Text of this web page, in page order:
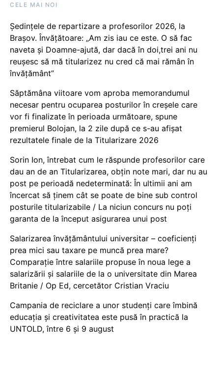
CELE MAI NOI
Ședințele de repartizare a profesorilor 2026, la
Brașov. Învățătoare: „Am zis iau ce este. O să fac
naveta și Doamne-ajută, dar dacă în doi,trei ani nu
reușesc să mă titularizez nu cred că mai rămân în
învățământ”
Săptămâna viitoare vom aproba memorandumul
necesar pentru ocuparea posturilor în creșele care
vor fi finalizate în perioada următoare, spune
premierul Bolojan, la 2 zile după ce s-au afișat
rezultatele finale de la Titularizare 2026
Sorin Ion, întrebat cum le răspunde profesorilor care
dau an de an Titularizarea, obțin note mari, dar nu au
post pe perioadă nedeterminată: În ultimii ani am
încercat să ținem cât se poate de bine sub control
posturile titularizabile / La niciun concurs nu poți
garanta de la început asigurarea unui post
Salarizarea învățământului universitar – coeficienți
prea mici sau taxare pe muncă prea mare?
Comparație între salariile propuse în noua lege a
salarizării și salariile de la o universitate din Marea
Britanie / Op Ed, cercetător Cristian Vraciu
Campania de reciclare a unor studenți care îmbină
educația și creativitatea este pusă în practică la
UNTOLD, între 6 și 9 august